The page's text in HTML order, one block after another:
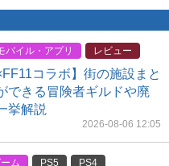
バイル・アプリ レビュー
コラボ】街の施設まと
できる冒険者ギルドや廃
挙解説
2026-08-06 12:05
ム PS5 PS4